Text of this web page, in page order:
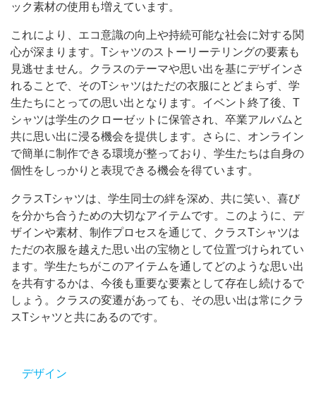
ック素材の使用も増えています。
これにより、エコ意識の向上や持続可能な社会に対する関
心が深まります。Tシャツのストーリーテリングの要素も
見逃せません。クラスのテーマや思い出を基にデザインさ
れることで、そのTシャツはただの衣服にとどまらず、学
生たちにとっての思い出となります。イベント終了後、T
シャツは学生のクローゼットに保管され、卒業アルバムと
共に思い出に浸る機会を提供します。さらに、オンライン
で簡単に制作できる環境が整っており、学生たちは自身の
個性をしっかりと表現できる機会を得ています。
クラスTシャツは、学生同士の絆を深め、共に笑い、喜び
を分かち合うための大切なアイテムです。このように、デ
ザインや素材、制作プロセスを通じて、クラスTシャツは
ただの衣服を越えた思い出の宝物として位置づけられてい
ます。学生たちがこのアイテムを通してどのような思い出
を共有するかは、今後も重要な要素として存在し続けるで
しょう。クラスの変遷があっても、その思い出は常にクラ
スTシャツと共にあるのです。
デザイン